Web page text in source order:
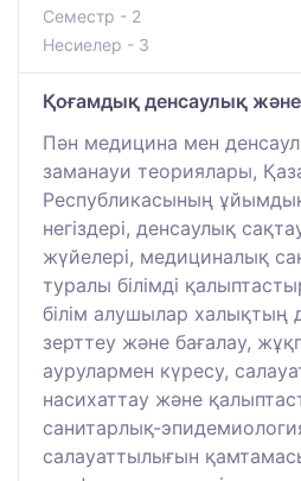
Семестр - 2
Несиелер - 3
Қоғамдық денсаулық
Пән медицина мен
заманауи теориялары,
Республикасының
негіздері, денсаулық
жүйелері, медициналық
туралы білімді
білім алушылар халықтың
зерттеу және бағалау,
аурулармен күресу,
насихаттау және
санитарлық-
салауаттылығын